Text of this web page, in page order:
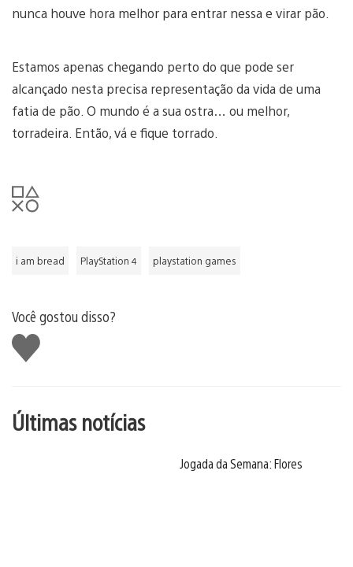
nunca houve hora melhor para entrar nessa e virar pão.
Estamos apenas chegando perto do que pode ser
alcançado nesta precisa representação da vida de uma
fatia de pão. O mundo é a sua ostra… ou melhor,
torradeira. Então, vá e fique torrado.
i am bread PlayStation 4 playstation games
Você gostou disso?
Curtir
Últimas notícias
Jogada da Semana: Flores